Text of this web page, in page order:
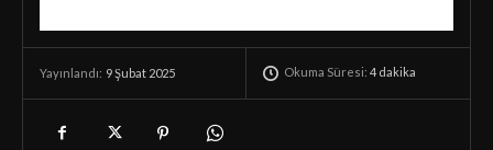
Yayınlandı: 9 Şubat 2025 Okuma Süresi: 4 dakika